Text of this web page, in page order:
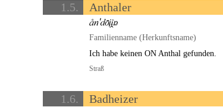
1.5. Anthaler
Familienname (Herkunftsname)
Ich habe keinen ON Anthal gefunden.
Straß
1.6. Badheizer